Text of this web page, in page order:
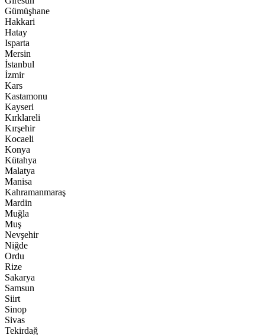
Gümüşhane
Hakkari
Hatay
Isparta
Mersin
İstanbul
İzmir
Kars
Kastamonu
Kayseri
Kırklareli
Kırşehir
Kocaeli
Konya
Kütahya
Malatya
Manisa
Kahramanmaraş
Mardin
Muğla
Muş
Nevşehir
Niğde
Ordu
Rize
Sakarya
Samsun
Siirt
Sinop
Sivas
Tekirdağ